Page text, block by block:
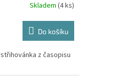
Skladem (4 ks)
Do košíku
z časopisu